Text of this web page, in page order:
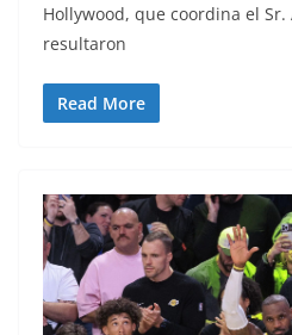
Hollywood, que coordina el Sr.
resultaron
Read More